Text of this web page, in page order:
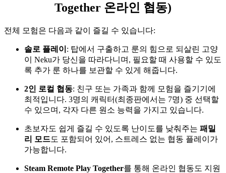
Together 온라인 협동)
전체 모험은 다음과 같이 즐길 수 있습니다:
솔로 플레이 : 탑에서 구출하고 룬의 힘으로 되살린 고양
이 Neku가 당신을 따라다니며, 필요할 때 사용할 수 있도
록 추가 룬 하나를 보관할 수 있게 해줍니다.
2인 로컬 협동: 친구 또는 가족과 함께 모험을 즐기기에
최적입니다. 3명의 캐릭터(최종판에서는 7명) 중 선택할
수 있으며, 각자 다른 원소 능력을 가지고 있습니다.
초보자도 쉽게 즐길 수 있도록 난이도를 낮춰주는 패밀
리 모드도 포함되어 있어, 스트레스 없는 협동 플레이가
가능합니다.
Steam Remote Play Together를 통해 온라인 협동도 지원